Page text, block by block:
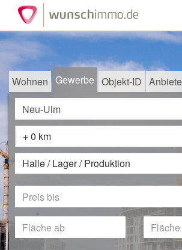
Wohnen Gewerbe Objekt-ID
+ 0 km
Halle / Lager / Produktion